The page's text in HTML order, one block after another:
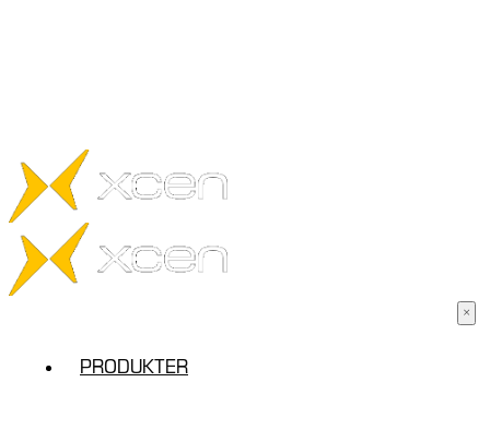
PRODUKTER